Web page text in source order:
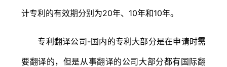
计专利的有效期分别为20年、10年和10年。
专利翻译公司-国内的专利大部分是在申请时需
要翻译的，但是从事翻译的公司大部分都有国际翻